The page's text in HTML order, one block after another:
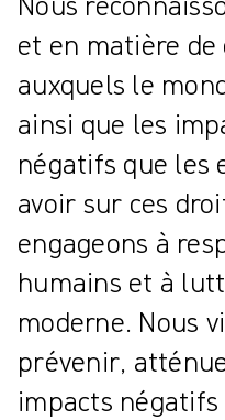
et en matière
auxquels le
ainsi que les
négatifs que les
avoir sur ces
engageons à
humains et à
moderne. Nous
prévenir,
impacts